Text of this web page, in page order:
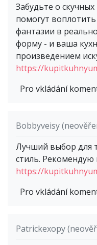
Забудьте о
помогут
фантазии в
форму - и ваша
произведением
https://
Pro vkládání
Bobbyveisy
Лучший выбор для
стиль. Рекомендую
https://
Pro vkládání
Patrickexopy